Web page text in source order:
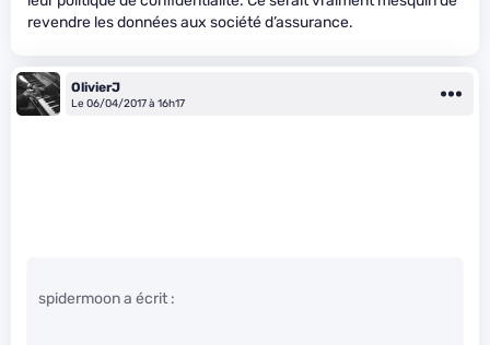
revendre les données aux société d’assurance.
OlivierJ
Le 06/04/2017 à 16h17
spidermoon a écrit :